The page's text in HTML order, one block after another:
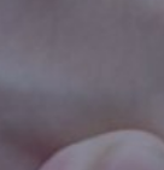
聯絡我們